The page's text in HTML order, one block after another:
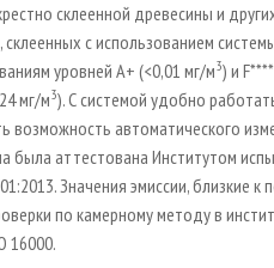
склеенной древесины и
с использованием
уровней A+ (<0,01 мг/м3) и
мг/м3). С системой удобно
возможность автоматического
была аттестована Институтом
Значения эмиссии, близкие к
по камерному методу в
16000.